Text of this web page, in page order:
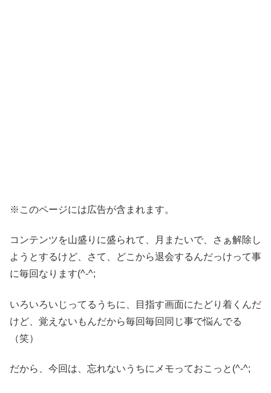
※このページには広告が含まれます。
コンテンツを山盛りに盛られて、月またいで、さぁ解除し
ようとするけど、さて、どこから退会するんだっけって事
に毎回なります(^-^;
いろいろいじってるうちに、目指す画面にたどり着くんだ
けど、覚えないもんだから毎回毎回同じ事で悩んでる
（笑）
だから、今回は、忘れないうちにメモっておこっと(^-^;